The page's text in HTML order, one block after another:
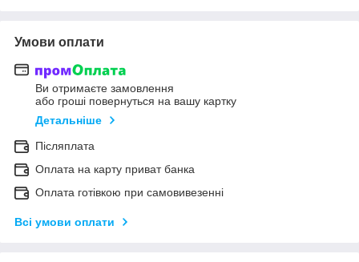
Умови оплати
Ви отримаєте замовлення
або гроші повернуться на вашу картку
Детальніше
Післяплата
Оплата на карту приват банка
Оплата готівкою при самовивезенні
Всі умови оплати